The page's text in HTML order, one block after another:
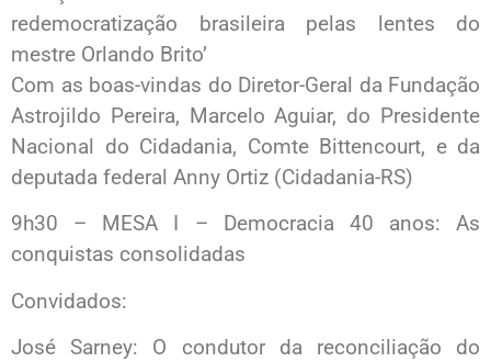
redemocratização brasileira pelas lentes do
mestre Orlando Brito’
Com as boas-vindas do Diretor-Geral da Fundação
Astrojildo Pereira, Marcelo Aguiar, do Presidente
Nacional do Cidadania, Comte Bittencourt, e da
deputada federal Anny Ortiz (Cidadania-RS)
9h30 – MESA I – Democracia 40 anos: As
conquistas consolidadas
Convidados:
José Sarney: O condutor da reconciliação do